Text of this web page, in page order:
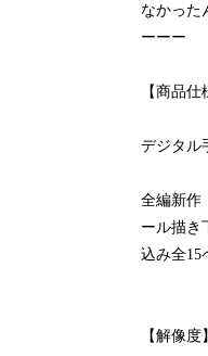
なかった
ーーー
【商品仕
デジタル
全編新作
ール描き
込み全15
【解像度】